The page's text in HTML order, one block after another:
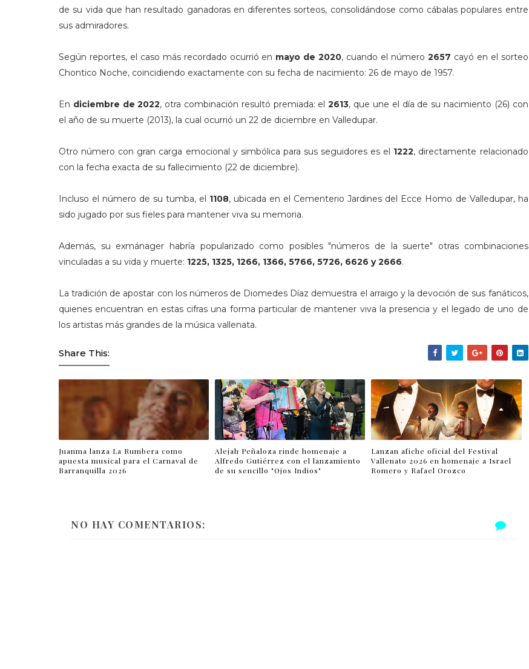
de su vida que han resultado ganadoras en diferentes sorteos, consolidándose como cábalas populares entre
sus admiradores.
Según reportes, el caso más recordado ocurrió en mayo de 2020, cuando el número 2657 cayó en el sorteo
Chontico Noche, coincidiendo exactamente con su fecha de nacimiento: 26 de mayo de 1957.
En diciembre de 2022, otra combinación resultó premiada: el2613, que une el día de su nacimiento (26) con
el año de su muerte (2013), la cual ocurrió un 22 de diciembre en Valledupar.
Otro número con gran carga emocional y simbólica para sus seguidores es el 1222, directamente relacionado
con la fecha exacta de su fallecimiento (22 de diciembre).
Incluso el número de su tumba, el 1108, ubicada en el Cementerio Jardines del Ecce Homo de Valledupar, ha
sido jugado por sus fieles para mantener viva su memoria.
Además, su exmánager habría popularizado como posibles "números de la suerte" otras combinaciones
vinculadas a su vida y muerte: 1225, 1325, 1266, 1366, 5766, 5726, 6626 y 2666.
La tradición de apostar con los números de Diomedes Díaz demuestra el arraigo y la devoción de sus fanáticos,
quienes encuentran en estas cifras una forma particular de mantener viva la presencia y el legado de uno de
los artistas más grandes de la música vallenata.
Share This:
Juanma lanza La Rumbera como
apuesta musical para el Carnaval de
Barranquilla 2026
Alejah Peñaloza rinde homenaje a
Alfredo Gutiérrez con el lanzamiento
de su sencillo "Ojos Indios"
Lanzan afiche oficial del Festival
Vallenato 2026 en homenaje a Israel
Romero y Rafael Orozco
NO HAY COMENTARIOS: